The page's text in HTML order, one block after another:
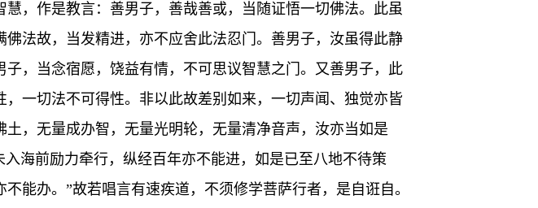
，作是教言：善男子，善哉善或，当随证悟一切佛法。此虽
法故，当发精进，亦不应舍此法忍门。善男子，汝虽得此静
，当念宿愿，饶益有情，不可思议智慧之门。又善男子，此
一切法不可得性。非以此故差别如来，一切声闻、独觉亦皆
，无量成办智，无量光明轮，无量清净音声，汝亦当如是
海前励力牵行，纵经百年亦不能进，如是已至八地不待策
能办。”故若唱言有速疾道，不须修学菩萨行者，是自诳自。